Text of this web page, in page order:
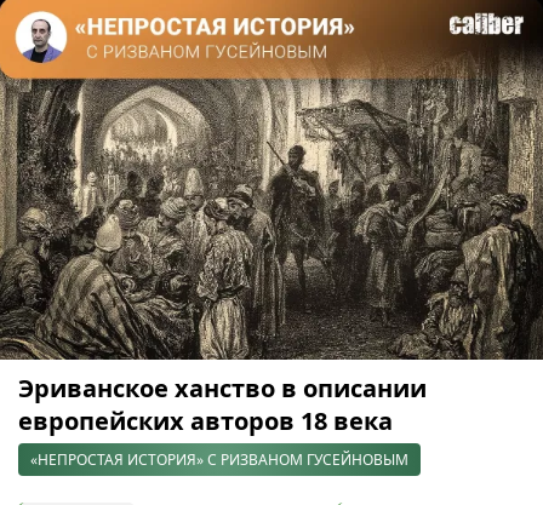
Эриванское ханство в описании
европейских авторов 18 века
«НЕПРОСТАЯ ИСТОРИЯ» С РИЗВАНОМ ГУСЕЙНОВЫМ